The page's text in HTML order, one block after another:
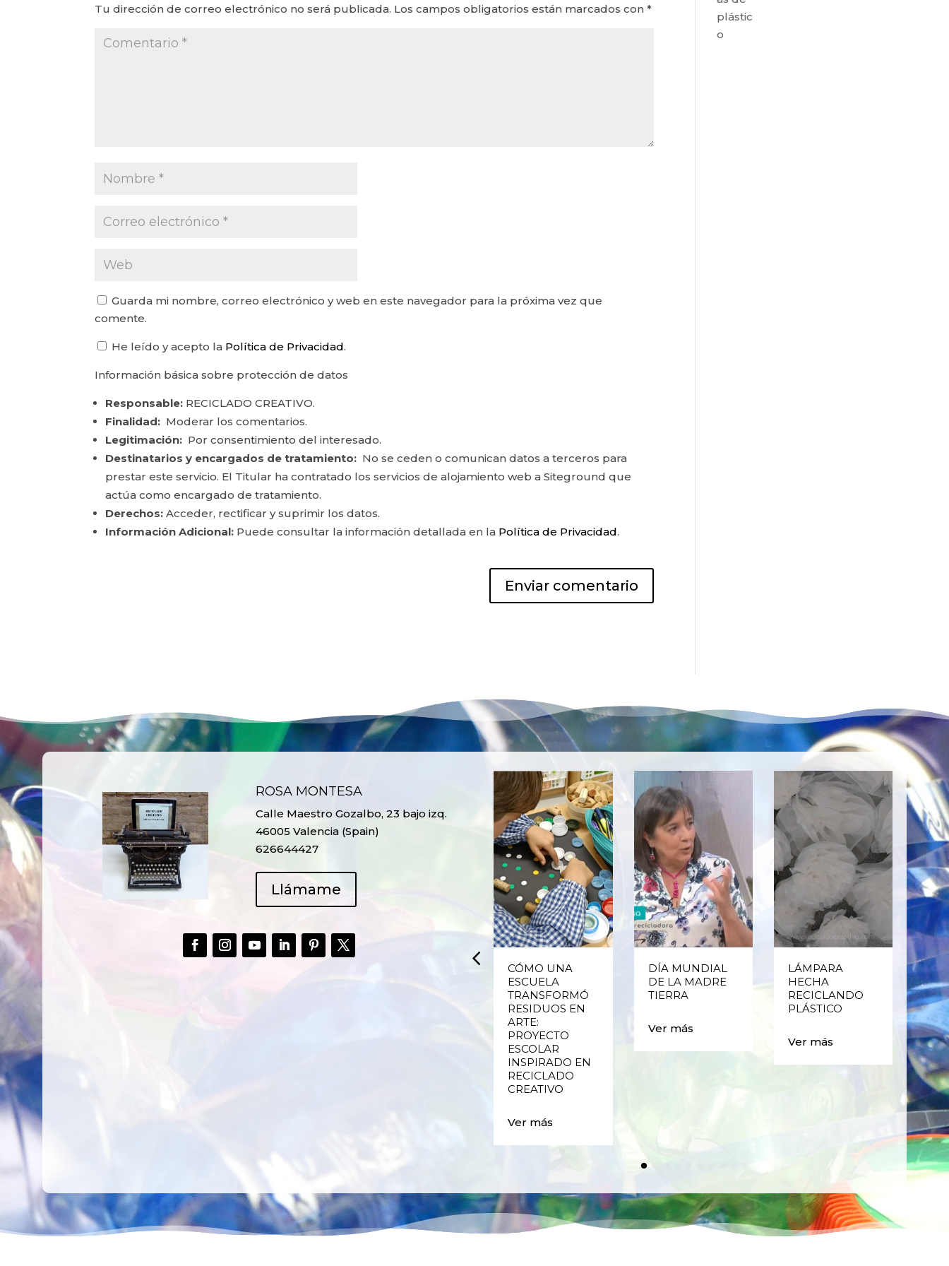
Tu dirección de correo electrónico no será publicada. Los campos obligatorios están marcados con*
Guarda mi nombre, correo electrónico y web en este navegador para la próxima vez que
comente.
He leído y acepto la Política de Privacidad.
Información básica sobre protección de datos
Responsable: RECICLADO CREATIVO.
Finalidad: Moderar los comentarios.
Legitimación: Por consentimiento del interesado.
Destinatarios y encargados de tratamiento: No se ceden o comunican datos a terceros para
prestar este servicio. El Titular ha contratado los servicios de alojamiento web a Siteground que
actúa como encargado de tratamiento.
Derechos: Acceder, rectificar y suprimir los datos.
Información Adicional: Puede consultar la información detallada en la Política de Privacidad.
plástic
o
ROSA MONTESA
Calle Maestro Gozalbo, 23 bajo izq.
46005 Valencia (Spain)
626644427
Llámame
RECICLADO EN
CÓMO UNA
ESCUELA
TRANSFORMÓ
RESIDUOS EN
ARTE:
PROYECTO
ESCOLAR
INSPIRADO EN
RECICLADO
CREATIVO
Ver más
DÍA MUNDIAL
DE LA MADRE
TIERRA
Ver más
LÁMPARA
HECHA
RECICLANDO
PLÁSTICO
Ver más